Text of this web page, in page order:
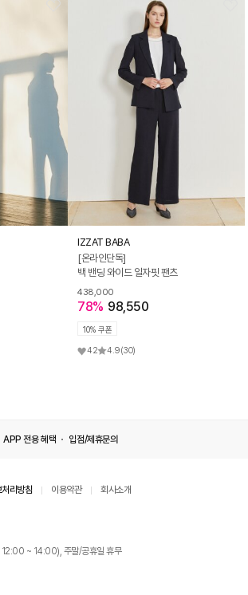
IZZAT BABA
[온라인단독]
백 밴딩 와이드 일자핏 팬츠
438,000
78% 98,550
10% 쿠폰
42 4.9(30)
APP 전용 혜택 입점/제휴문의
리방침 이용약관 회사소개
~ 14:00), 주말/공휴일 휴무